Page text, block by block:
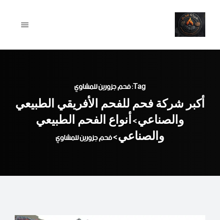
content
Tag: فحم جزورين للمشاوي
أكبر شركة فحم للفحم الأفريقي الطبيعي
والصناعي>أنواع الفحم الطبيعي
والصناعي>فحم جزورين للمشاوي